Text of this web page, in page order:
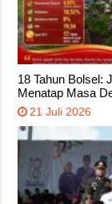
18 Tahun Bolsel:
Menatap Masa
21 Juli 2026